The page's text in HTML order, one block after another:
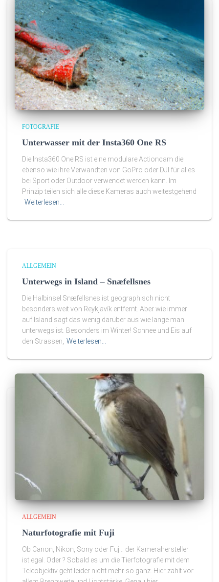
FOTOGRAFIE
Unterwasser mit der Insta360 One RS
Die Insta360 One RS ist eine modulare Actioncam die
ebenso wie ihre Verwandten von GoPro oder DJI für alles
bei Sport oder Outdoor verwendet werden kann. Im
Prinzip teilen sich alle diese Kameras auch weitestgehend
Weiterlesen…
ALLGEMEIN
Unterwegs in Island – Snæfellsnes
Die Halbinsel Snæfellsnes ist geographisch nicht
besonders weit von Reykjavík entfernt. Aber wie immer
auf Island sagt das wenig darüber aus wie lange man
unterwegs ist. Besonders im Winter! Schnee und Eis auf
den Strassen, Weiterlesen…
ALLGEMEIN
Naturfotografie mit Fuji
Ob Canon, Nikon, Sony oder Fuji.. der Kamerahersteller
ist egal. Oder ? Sobald es um die Tierfotografie mit dem
Teleobjektiv geht leider nicht mehr so ganz. Hier zählt vor